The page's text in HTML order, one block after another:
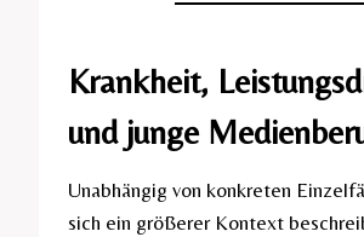
Krankheit,
und junge
Unabhängig von konkreten
sich ein größerer Kontext